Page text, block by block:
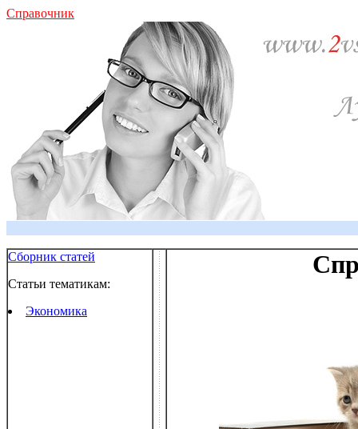
Справочник
Сборник статей
Статьи тематикам:
Экономика